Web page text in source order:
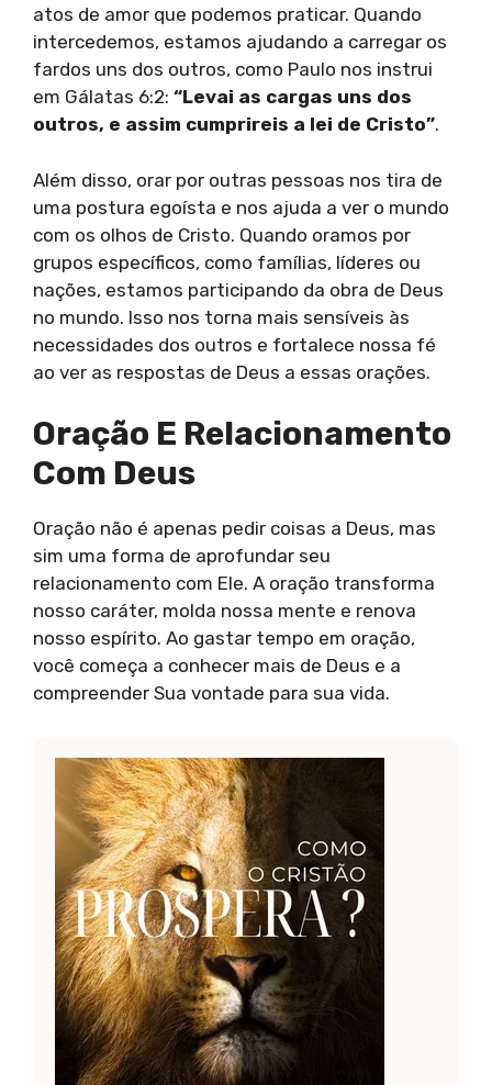
atos de amor que podemos praticar. Quando
intercedemos, estamos ajudando a carregar os
fardos uns dos outros, como Paulo nos instrui
em Gálatas 6:2: “Levai as cargas uns dos
outros, e assim cumprireis a lei de Cristo”.
Além disso, orar por outras pessoas nos tira de
uma postura egoísta e nos ajuda a ver o mundo
com os olhos de Cristo. Quando oramos por
grupos específicos, como famílias, líderes ou
nações, estamos participando da obra de Deus
no mundo. Isso nos torna mais sensíveis às
necessidades dos outros e fortalece nossa fé
ao ver as respostas de Deus a essas orações.
Oração E Relacionamento
Com Deus
Oração não é apenas pedir coisas a Deus, mas
sim uma forma de aprofundar seu
relacionamento com Ele. A oração transforma
nosso caráter, molda nossa mente e renova
nosso espírito. Ao gastar tempo em oração,
você começa a conhecer mais de Deus e a
compreender Sua vontade para sua vida.